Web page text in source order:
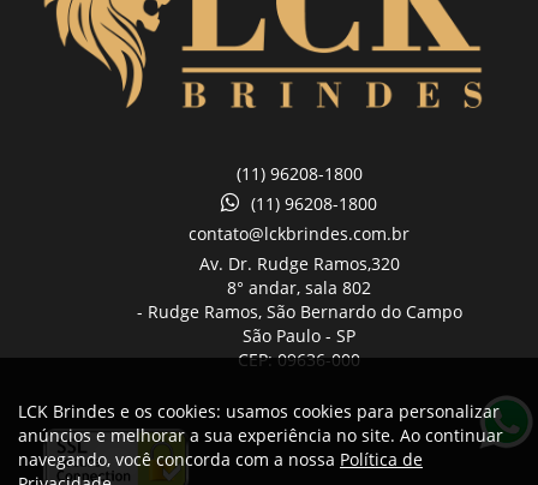
(11) 96208-1800
(11) 96208-1800
contato@lckbrindes.com.br
Av. Dr. Rudge Ramos,320
8° andar, sala 802
- Rudge Ramos, São Bernardo do Campo
São Paulo - SP
CEP: 09636-000
LCK Brindes e os cookies: usamos cookies para personalizar
anúncios e melhorar a sua experiência no site. Ao continuar
navegando, você concorda com a nossa Política de